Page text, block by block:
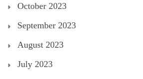
October 2023
September 2023
August 2023
July 2023